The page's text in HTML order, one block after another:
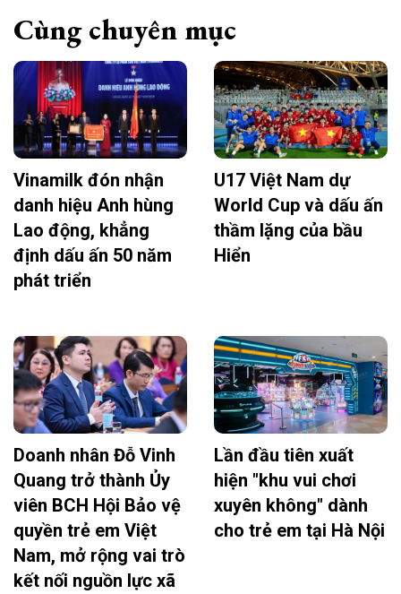
Cùng chuyên mục
Vinamilk đón nhận
danh hiệu Anh hùng
Lao động, khẳng
định dấu ấn 50 năm
phát triển
U17 Việt Nam dự
World Cup và dấu ấn
thầm lặng của bầu
Hiển
Doanh nhân Đỗ Vinh
Quang trở thành Ủy
viên BCH Hội Bảo vệ
quyền trẻ em Việt
Nam, mở rộng vai trò
kết nối nguồn lực xã
Lần đầu tiên xuất
hiện "khu vui chơi
xuyên không" dành
cho trẻ em tại Hà Nội